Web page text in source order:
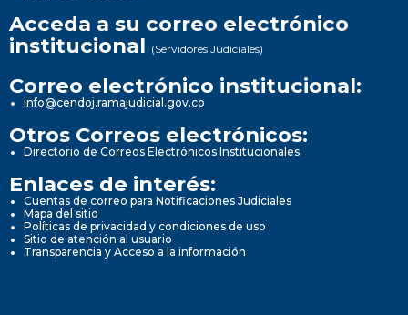
Acceda a su correo electrónico
institucional (Servidores Judiciales)
Correo electrónico institucional:
info@cendoj.ramajudicial.gov.co
Otros Correos electrónicos:
Directorio de Correos Electrónicos Institucionales
Enlaces de interés:
Cuentas de correo para Notificaciones Judiciales
Mapa del sitio
Políticas de privacidad y condiciones de uso
Sitio de atención al usuario
Transparencia y Acceso a la información